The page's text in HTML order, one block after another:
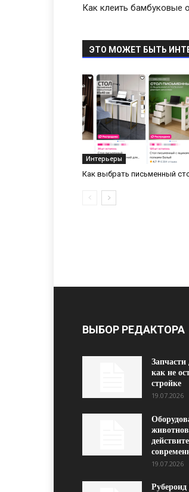
Как клеить бамбуковые
ЭТО МОЖЕТ БЫТЬ
Интерьеры
Как выбрать письменный
ВЫБОР РЕДАКТОРА
Запчасти
как не
стройке
19.07.2026
19.07.2026